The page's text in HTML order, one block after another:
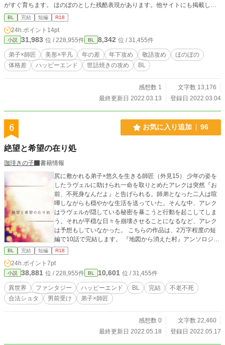
がすぐ育ちます。 ほのぼのとした残酷表現があります。他サイトにも掲載して
います。
BL 完結 短編 R18
24h.ポイント 14pt
小説 31,983 位 / 228,955件 BL 8,342 位 / 31,455件
弟子×師匠 美形×平凡 年の差 年下攻め 敬語攻め
ほのぼの
体格差
ハッピーエンド 世話焼きの攻め BL
感想数 1
文字数 13,176
最終更新日 2022.03.13
登録日 2022.03.04
6 お気に入り追加 96
絶望と希望の在り処
珈琲きの子
書籍情報
尻に敷かれる弟子×悠久を生きる師匠（外見15） 少年の姿を
したラヴェルに助けられ一命を取りとめたアレクは突然『お
前、不死身なんだよ』と告げられる。師弟となった二人は喧
嘩しながらも穏やかな生活を送っていた。そんな中、アレク
はラヴェルが隠している秘密を暴こうと行動を起こしてしま
う。それが平穏な日々を崩壊させることになるなど、アレク
は予想もしていなかった。 こちらの作品は、2万字程度の短
編で10話で完結します。 『地図から消えた村』アンソロジー
の寄稿分として一年ほど前に書いたものになります。 楽しん
で頂けますと幸いです。 ※合法ショタ気味 ※視点移動 攻→
受→攻 ※ムーンライトノベルズにも投稿
BL 完結 短編 R18
24h.ポイント 7pt
小説 38,881 位 / 228,955件 BL 10,601 位 / 31,455件
異世界 ファンタジー ハッピーエンド BL 完結
不老不死
合法ショタ
男前受け 弟子×師匠
感想数 0
文字数 22,460
最終更新日 2022.05.18
登録日 2022.05.17